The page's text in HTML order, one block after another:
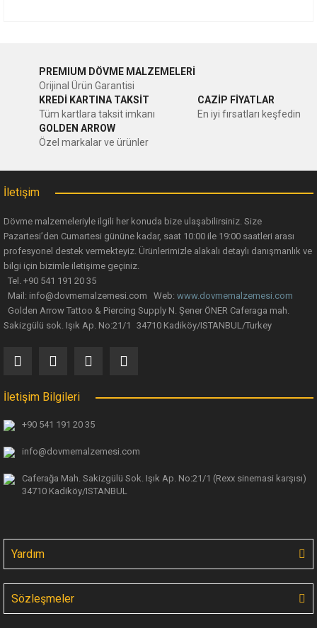
Görüş ve önerileriniz için teşekkür ederiz.
Ürün resmi kalitesiz, bozuk veya görüntülenemiyor.
Ürün açıklamasında eksik bilgiler bulunuyor.
Gönder
PREMIUM DÖVME MALZEMELERİ
Orijinal Ürün Garantisi
KREDİ KARTINA TAKSİT
Tüm kartlara taksit imkanı
CAZİP FİYATLAR
En iyi fırsatları keşfedin
GOLDEN ARROW
Özel markalar ve ürünler
İletişim
Dövme malzemeleriyle ilgili her konuda bize ulaşabilirsiniz. Size
Pazartesi’den Cumartesi gününe kadar, saat 10:00 ile 19:00 saatleri arası
profesyonel destek vermekteyiz. Ürünlerimizle alakalı detaylı danışmanlık ve
bilgi için bizimle iletişime geçiniz.
Tel. +90 541 191 20 35
Mail: info@dovmemalzemesi.com Web: www.dovmemalzemesi.com
Golden Arrow Tattoo & Piercing Supply N. Şener ÖNER Caferaga mah.
Sakizgülü sok. Işık Ap. No:21/1 34710 Kadiköy/ISTANBUL/Turkey
İletişim Bilgileri
+90 541 191 20 35
info@dovmemalzemesi.com
Caferağa Mah. Sakizgülü Sok. Işık Ap. No:21/1 (Rexx sinemasi karşısı)
34710 Kadiköy/ISTANBUL
Yardım
Sözleşmeler